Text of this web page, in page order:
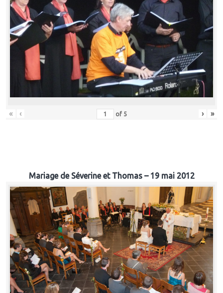
« ‹ of 5 › »
Mariage de Séverine et Thomas – 19 mai 2012